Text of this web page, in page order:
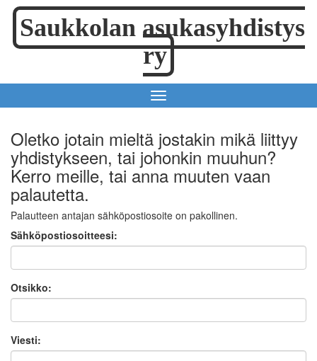
Saukkolan asukasyhdistys
ry
Oletko jotain mieltä jostakin mikä liittyy
yhdistykseen, tai johonkin muuhun?
Kerro meille, tai anna muuten vaan
palautetta.
Palautteen antajan sähköpostiosoite on pakollinen.
Sähköpostiosoitteesi:
Otsikko:
Viesti: